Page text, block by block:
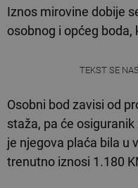
Iznos mirovine dobije
osobnog i općeg boda,
TEKST SE
Osobni bod zavisi od
staža, pa će
je njegova plaća bila u
trenutno iznosi 1.180